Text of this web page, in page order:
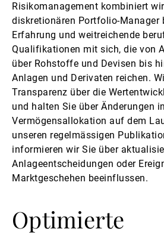
Risikomanagement kombiniert
diskretionären Portfolio-Manager
Erfahrung und weitreichende
Qualifikationen mit sich, die von
über Rohstoffe und Devisen bis
Anlagen und Derivaten reichen.
Transparenz über die
und halten Sie über Änderungen
Vermögensallokation auf dem
unseren regelmässigen
informieren wir Sie über
Anlageentscheidungen oder
Marktgeschehen beeinflussen.
Optimierte